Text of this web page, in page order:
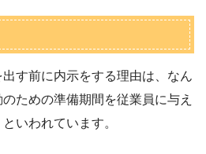
す前に内示をする理由は、なん
ための準備期間を従業員に与え
いわれています。